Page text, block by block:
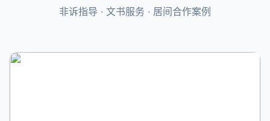
非诉指导 · 文书服务 · 居间合作案例